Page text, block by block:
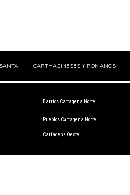
CARTHAGINESES Y ROMANOS
Barrios Cartagena Norte
Pueblos Cartagena Norte
Cartagena Oeste